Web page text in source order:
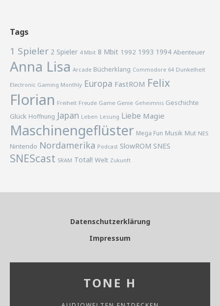
Tags
1 Spieler 2 Spieler 4 Mbit 8 Mbit 1992 1993 1994 Abenteuer
Anna Lisa Arcade Bücherklang Commodore 64 Dunkelheit
Electronic Gaming Monthly Europa FastROM Felix
Florian Freiheit Freude Game Genie Geheimnis Geschichte
Glück Hoffnung Japan Leben Lesung Liebe Magie
Maschinengeflüster Mega Fun Musik Mut NES
Nintendo Nordamerika Podcast SlowROM SNES
SNEScast SRAM Total! Welt Zukunft
Datenschutzerklärung
Impressum
TONE H